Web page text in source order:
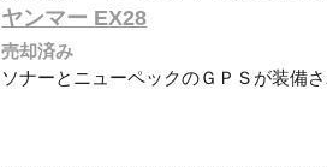
ヤンマー EX28
売却済み
ソナーとニューペックのＧＰＳが装備さ